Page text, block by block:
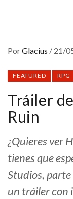
PorGlacius / 21/
FEATURED RPG
Tráiler
Ruin
¿Quieres ver
tienes que
Studios, parte
un tráiler con